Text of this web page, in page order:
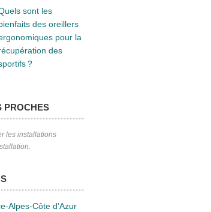
sont les
des oreillers
pour la
des
?
PROCHES
les installations
Alpes-Côte d'Azur